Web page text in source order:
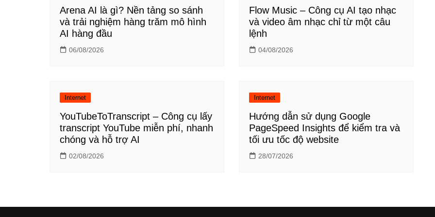
Arena AI là gì? Nền tảng so sánh
và trải nghiệm hàng trăm mô hình
AI hàng đầu
06/08/2026
Flow Music – Công cụ AI tạo nhạc
và video âm nhạc chỉ từ một câu
lệnh
04/08/2026
Internet
YouTubeToTranscript – Công cụ lấy
transcript YouTube miễn phí, nhanh
chóng và hỗ trợ AI
02/08/2026
Internet
Hướng dẫn sử dụng Google
PageSpeed Insights để kiểm tra và
tối ưu tốc độ website
28/07/2026